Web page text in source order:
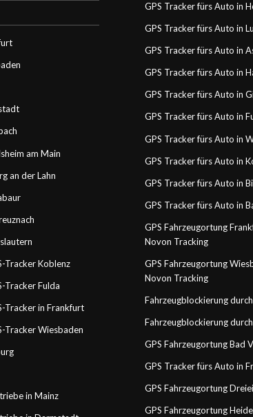
am Main
an der Lahn
Tracker Koblenz
Tracker Fulda
Tracker in Frankfurt
Tracker Wiesbaden
in Mainz
GPS Tracker fürs Auto in
GPS Tracker fürs Auto in
GPS Tracker fürs Auto in
GPS Tracker fürs Auto in
GPS Tracker fürs Auto in
GPS Tracker fürs Auto in
GPS Tracker fürs Auto in
GPS Tracker fürs Auto in
GPS Tracker fürs Auto in
GPS Tracker fürs Auto in
GPS Fahrzeugortung
Novon Tracking
GPS Fahrzeugortung
Novon Tracking
Fahrzeugblockierung
Fahrzeugblockierung
GPS Fahrzeugortung Bad
GPS Tracker fürs Auto in
GPS Fahrzeugortung
GPS Fahrzeugortung